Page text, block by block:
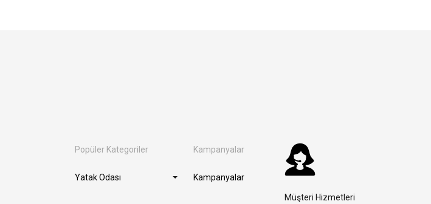
Popüler Kategoriler
Yatak Odası
Kampanyalar
Kampanyalar
Müşteri Hizmetleri